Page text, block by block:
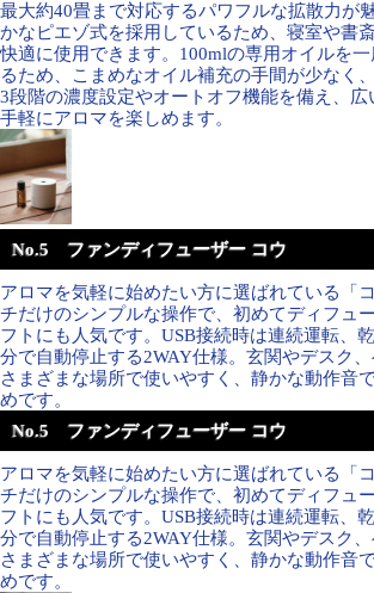
最大約40畳まで対応するパワフルな拡散力が
かなピエゾ式を採用しているため、寝室や書
快適に使用できます。100mlの専用オイルを
るため、こまめなオイル補充の手間が少なく
3段階の濃度設定やオートオフ機能を備え、広
手軽にアロマを楽しめます。
No.5 ファンディフューザー コウ
アロマを気軽に始めたい方に選ばれている「
チだけのシンプルな操作で、初めてディフュ
フトにも人気です。USB接続時は連続運転、
分で自動停止する2WAY仕様。玄関やデスク
さまざまな場所で使いやすく、静かな動作音
めです。
No.5 ファンディフューザー コウ
アロマを気軽に始めたい方に選ばれている「
チだけのシンプルな操作で、初めてディフュ
フトにも人気です。USB接続時は連続運転、
分で自動停止する2WAY仕様。玄関やデスク
さまざまな場所で使いやすく、静かな動作音
めです。